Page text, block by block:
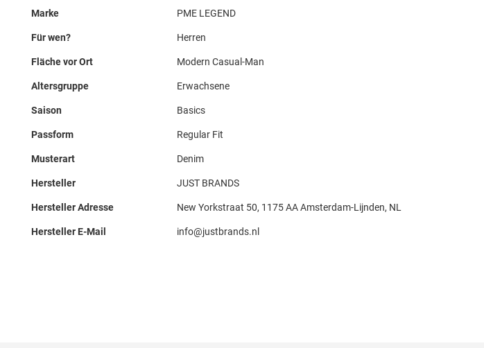
Marke PME LEGEND
Für wen? Herren
Fläche vor Ort Modern Casual-Man
Altersgruppe Erwachsene
Saison Basics
Passform Regular Fit
Musterart Denim
Hersteller JUST BRANDS
Hersteller Adresse New Yorkstraat 50, 1175 AA Amsterdam-Lijnden, NL
Hersteller E-Mail info@justbrands.nl